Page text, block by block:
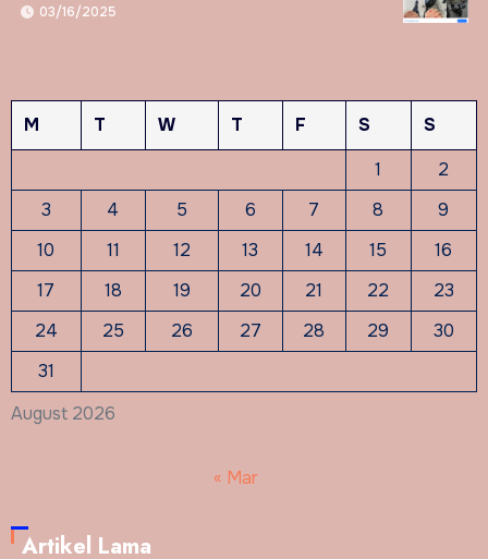
03/16/2025
August 2026
M T W T F S
S
1
2
3
4 5 6 7 8
9
10
11 12 13 14 15
16
17
18 19 20 21 22
23
24
25 26 27 28 29
30
31
« Mar
Artikel Lama